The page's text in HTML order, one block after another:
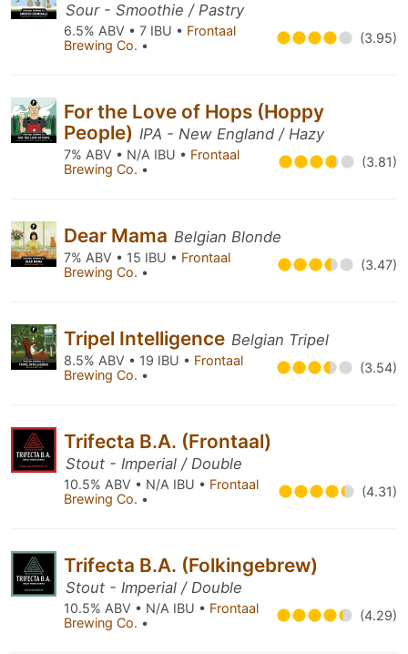
Sour - Smoothie / Pastry
6.5% ABV • 7 IBU • Frontaal
Brewing Co. • (3.95)
For the Love of Hops (Hoppy
People) IPA - New England / Hazy
7% ABV • N/A IBU • Frontaal
Brewing Co. • (3.81)
Dear Mama Belgian Blonde
7% ABV • 15 IBU • Frontaal
Brewing Co. • (3.47)
Tripel Intelligence Belgian Tripel
8.5% ABV • 19 IBU • Frontaal
Brewing Co. • (3.54)
Trifecta B.A. (Frontaal)
Stout - Imperial / Double
10.5% ABV • N/A IBU • Frontaal
Brewing Co. • (4.31)
Trifecta B.A. (Folkingebrew)
Stout - Imperial / Double
10.5% ABV • N/A IBU • Frontaal
Brewing Co. • (4.29)